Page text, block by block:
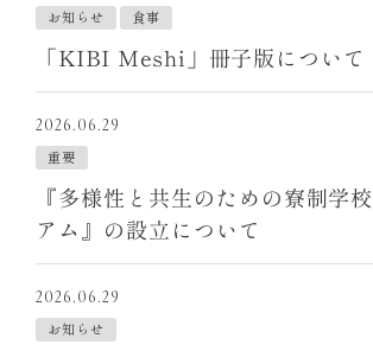
お知らせ 食事
「KIBI Meshi」冊子版について
2026.06.29
重要
『多様性と共生のための寮制学
アム』の設立について
2026.06.29
お知らせ